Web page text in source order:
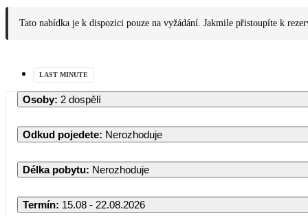
Tato nabídka je k dispozici pouze na vyžádání. Jakmile přistoupíte k
LAST MINUTE
Osoby: 2 dospělí
Odkud pojedete: Nerozhoduje
Délka pobytu: Nerozhoduje
Termín: 15.08 - 22.08.2026